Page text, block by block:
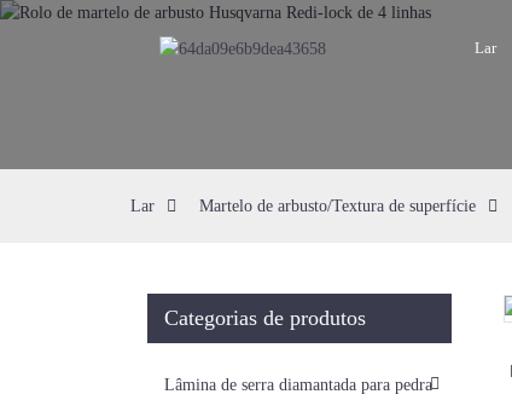
Lar
Lar Martelo de arbusto/Textura de superfície
Categorias de produtos
Lâmina de serra diamantada para pedra
Loading...
Loading...